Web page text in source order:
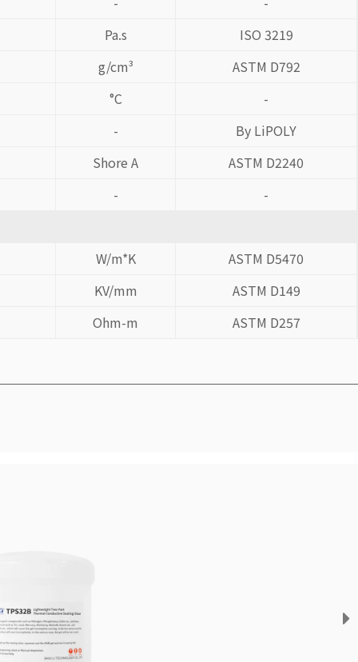
Pa.s
ISO 3219
g/cm³
ASTM D792
°C
-
-
By LiPOLY
Shore A
ASTM D2240
-
-
W/m*K
ASTM D5470
KV/mm
ASTM D149
Ohm-m
ASTM D257